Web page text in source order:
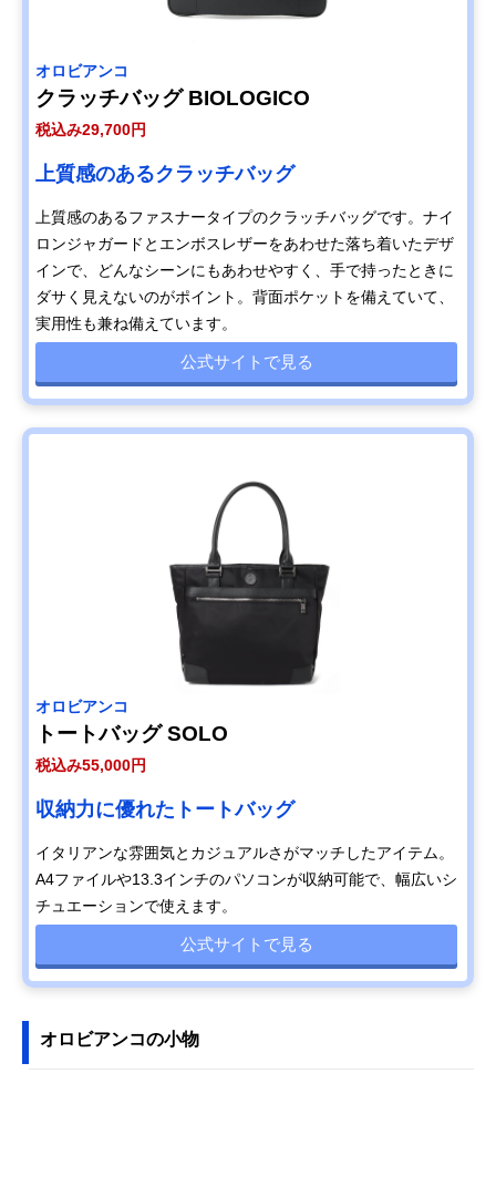
オロビアンコ
クラッチバッグ BIOLOGICO
税込み29,700円
上質感のあるクラッチバッグ
上質感のあるファスナータイプのクラッチバッグです。ナイ
ロンジャガードとエンボスレザーをあわせた落ち着いたデザ
インで、どんなシーンにもあわせやすく、手で持ったときに
ダサく見えないのがポイント。背面ポケットを備えていて、
実用性も兼ね備えています。
公式サイトで見る
オロビアンコ
トートバッグ SOLO
税込み55,000円
収納力に優れたトートバッグ
イタリアンな雰囲気とカジュアルさがマッチしたアイテム。
A4ファイルや13.3インチのパソコンが収納可能で、幅広いシ
チュエーションで使えます。
公式サイトで見る
オロビアンコの小物